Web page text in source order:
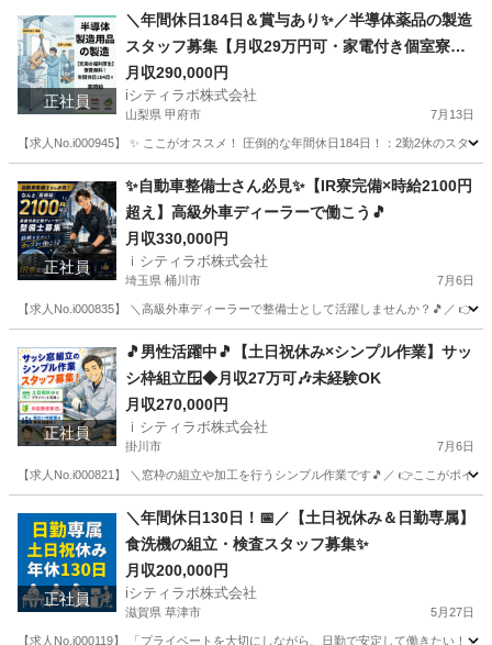
正社員
＼年間休日184日＆賞与あり✨／半導体薬品の製造
スタッフ募集【月収29万円可・家電付き個室寮＆
寮費無料】
月収290,000円
iシティラボ株式会社
山梨県 甲府市 7月13日
【求人No.i000945】 ✨ ここがオススメ！ 圧倒的な年間休日184日！：2勤2休のスタ
その他 重量
正社員
✨自動車整備士さん必見✨【IR寮完備×時給2100円
超え】高級外車ディーラーで働こう🎵
月収330,000円
ｉシティラボ株式会社
埼玉県 桶川市 7月6日
【求人No.i000835】 ＼高級外車ディーラーで整備士として活躍しませんか？🎵／ 👉
その他 ディーラー
正社員
🎵男性活躍中🎵【土日祝休み×シンプル作業】サッ
シ枠組立🪟◆月収27万可🎶未経験OK
月収270,000円
ｉシティラボ株式会社
掛川市 7月6日
【求人No.i000821】 ＼窓枠の組立や加工を行うシンプル作業です🎵／ 👉ここがポイ
その他
正社員
＼年間休日130日！📅／【土日祝休み＆日勤専属】
食洗機の組立・検査スタッフ募集✨
月収200,000円
iシティラボ株式会社
滋賀県 草津市 5月27日
【求人No.i000119】 「プライベートを大切にしながら、日勤で安定して働きたい！